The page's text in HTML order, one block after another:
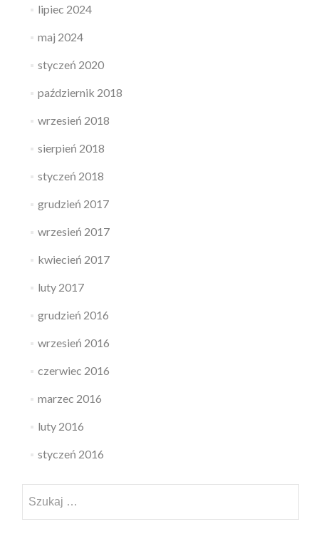
lipiec 2024
maj 2024
styczeń 2020
październik 2018
wrzesień 2018
sierpień 2018
styczeń 2018
grudzień 2017
wrzesień 2017
kwiecień 2017
luty 2017
grudzień 2016
wrzesień 2016
czerwiec 2016
marzec 2016
luty 2016
styczeń 2016